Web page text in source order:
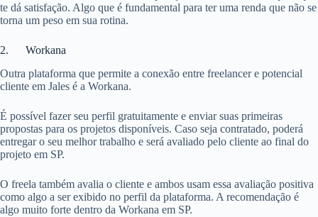
te dá satisfação. Algo que é fundamental para ter uma renda que não se
torna um peso em sua rotina.
2. Workana
Outra plataforma que permite a conexão entre freelancer e potencial
cliente em Jales é a Workana.
É possível fazer seu perfil gratuitamente e enviar suas primeiras
propostas para os projetos disponíveis. Caso seja contratado, poderá
entregar o seu melhor trabalho e será avaliado pelo cliente ao final do
projeto em SP.
O freela também avalia o cliente e ambos usam essa avaliação positiva
como algo a ser exibido no perfil da plataforma. A recomendação é
algo muito forte dentro da Workana em SP.